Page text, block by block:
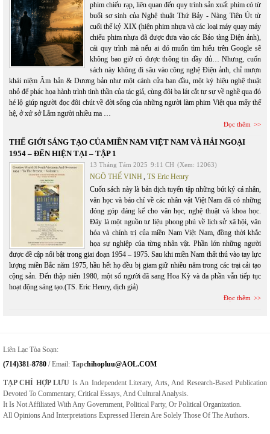
phim chiếu rạp, liên quan đến quy trình sản xuất phim có từ
buổi sơ sinh của Nghệ thuật Thứ Bảy - Nàng Tiên Út từ
cuối thế kỷ XIX (hiện phim nhựa và các loại máy quay máy
chiếu phim nhựa đã được đưa vào các Bảo tàng Điện ảnh),
cái quy trình mà nếu ai đó muốn tìm hiểu trên Google sẽ
không bao giờ có được thông tin đầy đủ… Nhưng, cuốn
sách này không đi sâu vào công nghệ Điện ảnh, chỉ mượn
khái niệm Âm bản & Dương bản như một cánh cửa ban đầu, một ký hiệu nghệ thuật
nhỏ để phác họa hành trình tinh thần của tác giả, cùng đôi ba lát cắt tự sự về nghề qua đó
hé lộ giúp người đọc đôi chút về đời sống của những người làm phim Việt qua mấy thế
hệ, ở xứ sở Lắm người nhiều ma …
Đọc thêm
THẾ GIỚI SÁNG TẠO CỦA MIỀN NAM VIỆT NAM VÀ HẢI NGOẠI
1954 – ĐẾN HIỆN TẠI – TẬP 1
13 Tháng Tám 2025 9:11 CH (Xem: 12063)
NGÔ THẾ VINH, TS Eric Henry
Cuốn sách này là bản dịch tuyển tập những bút ký cá nhân,
văn học và báo chí về các nhân vật Việt Nam đã có những
đóng góp đáng kể cho văn học, nghệ thuật và khoa học.
Đây là một nguồn tư liệu phong phú về lịch sử xã hội, văn
hóa và chính trị của miền Nam Việt Nam, đồng thời khắc
họa sự nghiệp của từng nhân vật. Phần lớn những người
được đề cập nổi bật trong giai đoạn 1954 – 1975. Sau khi miền Nam thất thủ vào tay lực
lượng miền Bắc năm 1975, hầu hết họ đều bị giam giữ nhiều năm trong các trại cải tạo
cộng sản. Đến thập niên 1980, một số người đã sang Hoa Kỳ và đa phần vẫn tiếp tục
hoạt động sáng tạo.(TS. Eric Henry, dịch giả)
Đọc thêm
Liên Lạc Tòa Soạn:
(714)381-8780 / Email: TapcHihopluu@AOL.COM
TẠP CHÍ HỢP LƯU Is An Independent Literary, Arts, And Research-Based Publication
Devoted To Commentary, Critical Essays, And Cultural Analysis.
It Is Not Affiliated With Any Government, Political Party, Or Political Organization.
All Opinions And Interpretations Expressed Herein Are Solely Those Of The Authors.